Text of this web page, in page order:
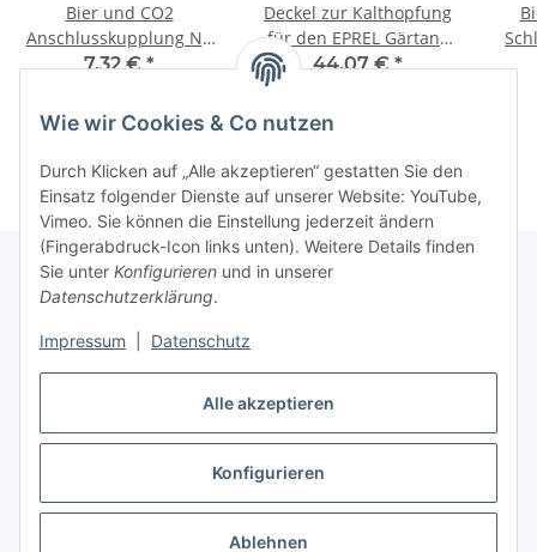
Alle akzeptieren
Konfigurieren
Ablehnen
Wie wir Cookies & Co nutzen
Durch Klicken auf „Alle akzeptieren“ gestatten Sie den
Einsatz folgender Dienste auf unserer Website: YouTube,
Vimeo. Sie können die Einstellung jederzeit ändern
(Fingerabdruck-Icon links unten). Weitere Details finden
Sie unter Konfigurieren und in unserer
Datenschutzerklärung.
Impressum Datenschutz
Bier und CO2
Anschlusskupplung NC
mit Tülle
7,32 €*
Deckel zur Kalthopfung
für den EPREL Gärtank
60 Liter
44,07 €*
Vertrag widerrufen
* Alle Preise inkl. gesetzlicher USt., zzgl.